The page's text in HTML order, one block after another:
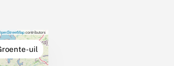
uil
contributors